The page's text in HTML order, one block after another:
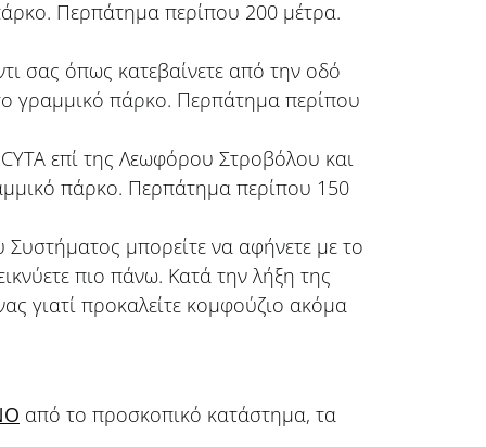
Περπάτημα περίπου 200 μέτρα.
σας όπως κατεβαίνετε από την οδό
γραμμικό πάρκο. Περπάτημα περίπου
επί της Λεωφόρου Στροβόλου και
πάρκο. Περπάτημα περίπου 150
μπορείτε να αφήνετε με το
πιο πάνω. Κατά την λήξη της
γιατί προκαλείτε κομφούζιο ακόμα
από το προσκοπικό κατάστημα, τα